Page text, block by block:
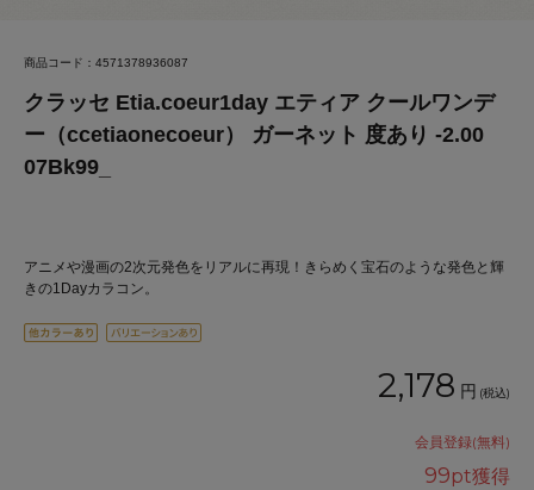
商品コード：4571378936087
クラッセ Etia.coeur1day エティア クールワンデ
ー（ccetiaonecoeur） ガーネット 度あり -2.00
07Bk99_
アニメや漫画の2次元発色をリアルに再現！きらめく宝石のような発色と輝
きの1Dayカラコン。
2,178 円 (税込)
会員登録(無料)
99pt獲得